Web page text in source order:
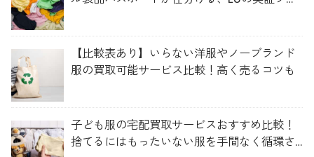
【比較表あり】いらない洋服やノーブランド
服の買取可能サービス比較！高く売るコツも
子ども服の宅配買取サービスおすすめ比較！
捨てるにはもったいない服を手間なく循環さ